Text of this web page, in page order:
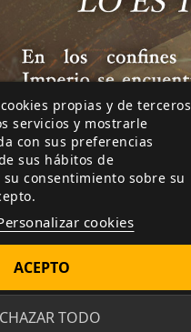
propias y de terceros
servicios y mostrarle
con sus preferencias
sus hábitos de
consentimiento sobre su
cookies
TODO
ACEPTO